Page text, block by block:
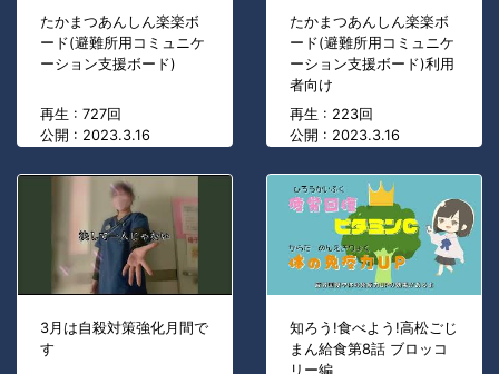
たかまつあんしん楽楽ボ
ード(避難所用コミュニケ
ーション支援ボード)
再生 : 727回
公開 : 2023.3.16
たかまつあんしん楽楽ボ
ード(避難所用コミュニケ
ーション支援ボード)利用
者向け
再生 : 223回
公開 : 2023.3.16
3月は自殺対策強化月間で
す
知ろう!食べよう!高松ごじ
まん給食第8話 ブロッコ
リー編